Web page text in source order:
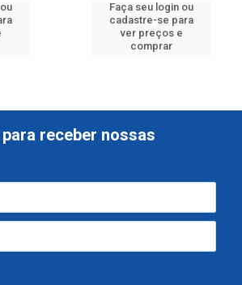
Faça seu login ou
cadastre-se para
ver preços e
comprar
receber nossas